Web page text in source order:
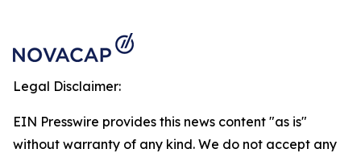
Legal Disclaimer:
EIN Presswire provides this news content "as is"
without warranty of any kind. We do not accept any